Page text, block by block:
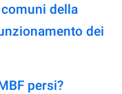
della
dei
persi?